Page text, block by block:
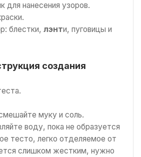
для нанесения узоров.
блестки, лэнти, пуговицы и
создания
муку и соль.
воду, пока не образуется
тесто, легко отделяемое от
слишком жестким, нужно